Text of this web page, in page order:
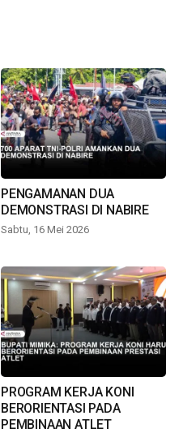
PENGAMANAN DUA
DEMONSTRASI DI NABIRE
Sabtu, 16 Mei 2026
PROGRAM KERJA KONI
BERORIENTASI PADA
PEMBINAAN ATLET